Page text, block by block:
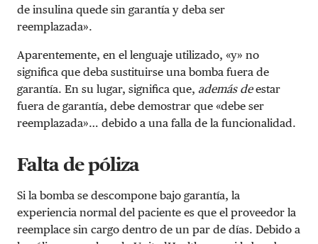
de insulina quede sin garantía y deba ser
reemplazada».
Aparentemente, en el lenguaje utilizado, «y» no
significa que deba sustituirse una bomba fuera de
garantía. En su lugar, significa que, además deestar
fuera de garantía, debe demostrar que «debe ser
reemplazada»… debido a una falla de la funcionalidad.
Falta de póliza
Si la bomba se descompone bajo garantía, la
experiencia normal del paciente es que el proveedor la
reemplace sin cargo dentro de un par de días. Debido a